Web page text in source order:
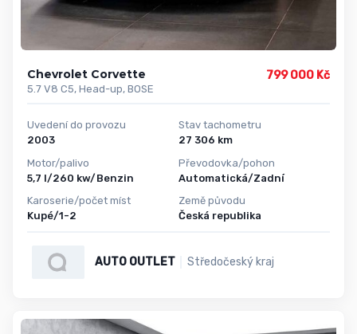
Chevrolet Corvette
5.7 V8 C5, Head-up, BOSE
799 000 Kč
Uvedení do provozu
2003
Motor/palivo
5,7 l/260 kw/Benzin
Karoserie/počet míst
Kupé/1-2
Stav tachometru
27 306 km
Převodovka/pohon
Automatická/Zadní
Země původu
Česká republika
AUTO OUTLET Středočeský kraj